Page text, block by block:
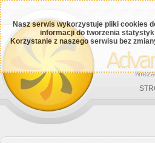
Nasz serwis wykorzystuje pliki cookies
informacji do tworzenia
Korzystanie z naszego serwisu bez